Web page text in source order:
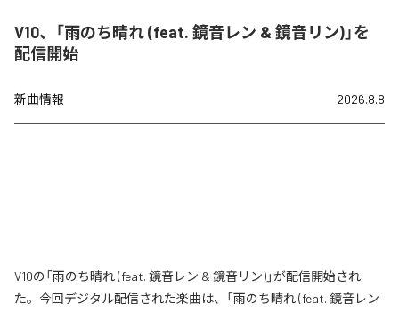
V10、「雨のち晴れ (feat. 鏡音レン & 鏡音リン)」を
配信開始
新曲情報 2026.8.8
V10の「雨のち晴れ (feat. 鏡音レン & 鏡音リン)」が配信開始され
た。今回デジタル配信された楽曲は、「雨のち晴れ (feat. 鏡音レン